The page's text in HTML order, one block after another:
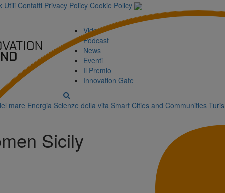
Utili Contatti Privacy Policy Cookie Policy
Video
Podcast
News
Eventi
Il Premio
Innovation Gate
mare Energia Scienze della vita Smart Cities and Communities
Sicily